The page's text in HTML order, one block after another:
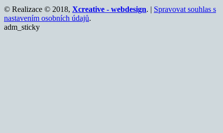
© Realizace © 2018, Xcreative - webdesign. | Spravovat souhlas s
nastavením osobních údajů.
adm_sticky